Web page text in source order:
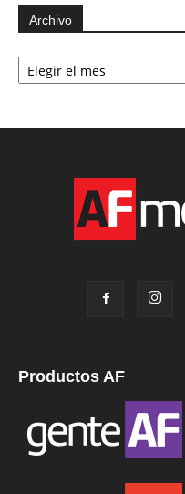
Archivo
Archivo
Productos AF